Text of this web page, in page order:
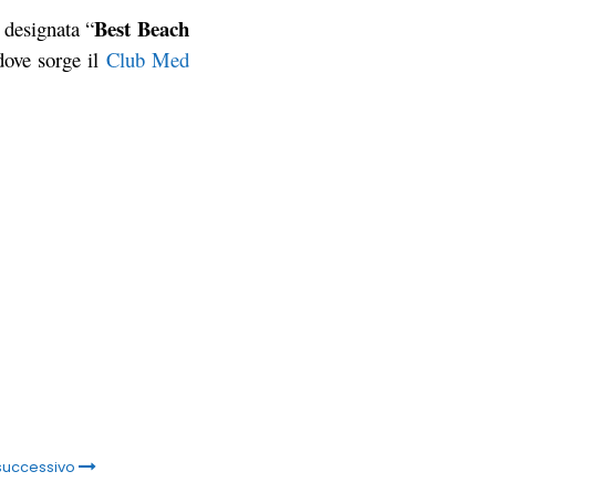
“Best Beach
sorge il Club Med